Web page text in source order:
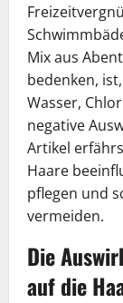
Mix aus
bedenken,
Wasser,
negative
Artikel
Haare
pflegen und
vermeiden.
Die
auf die